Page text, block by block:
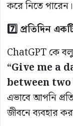
করে নিতে পারেন।
7️⃣ প্রতিদিন
ChatGPT কে
“Give me a
between
এভাবে আপনি
জীবনে ব্যবহার